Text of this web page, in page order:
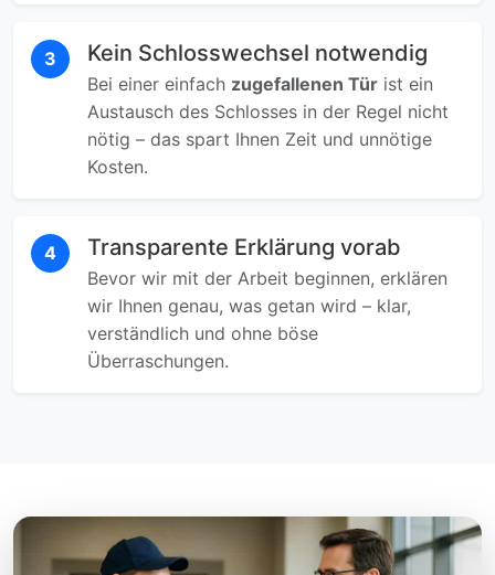
3 Kein Schlosswechsel notwendig
Bei einer einfach zugefallenen Tür ist ein
Austausch des Schlosses in der Regel nicht
nötig – das spart Ihnen Zeit und unnötige
Kosten.
4 Transparente Erklärung vorab
Bevor wir mit der Arbeit beginnen, erklären
wir Ihnen genau, was getan wird – klar,
verständlich und ohne böse
Überraschungen.